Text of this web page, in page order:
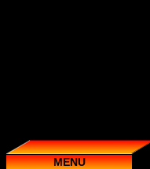
MENU